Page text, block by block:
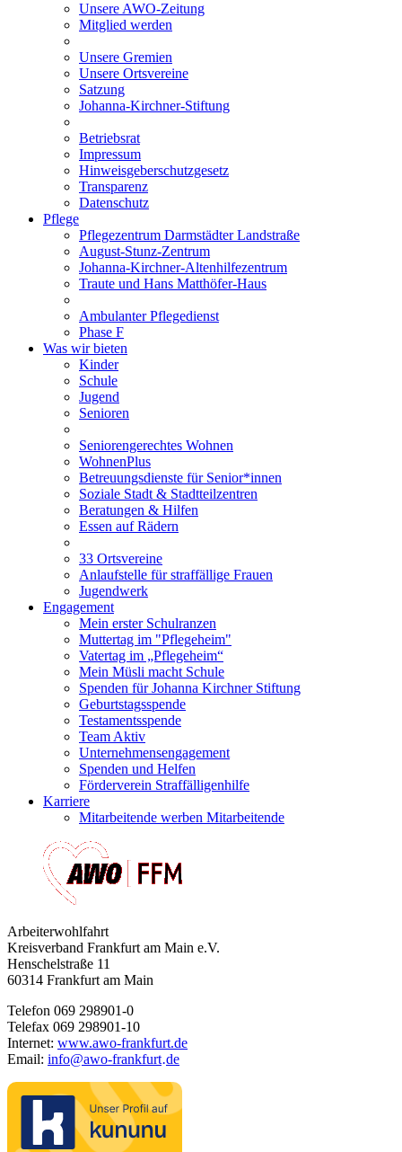
Unsere AWO-Zeitung
Mitglied werden
Unsere Gremien
Unsere Ortsvereine
Satzung
Johanna-Kirchner-Stiftung
Betriebsrat
Impressum
Hinweisgeberschutzgesetz
Transparenz
Datenschutz
Pflege
Pflegezentrum Darmstädter Landstraße
August-Stunz-Zentrum
Johanna-Kirchner-Altenhilfezentrum
Traute und Hans Matthöfer-Haus
Ambulanter Pflegedienst
Phase F
Was wir bieten
Kinder
Schule
Jugend
Senioren
Seniorengerechtes Wohnen
WohnenPlus
Betreuungsdienste für Senior*innen
Soziale Stadt & Stadtteilzentren
Beratungen & Hilfen
Essen auf Rädern
33 Ortsvereine
Anlaufstelle für straffällige Frauen
Jugendwerk
Engagement
Mein erster Schulranzen
Muttertag im "Pflegeheim"
Vatertag im „Pflegeheim“
Mein Müsli macht Schule
Spenden für Johanna Kirchner Stiftung
Geburtstagsspende
Testamentsspende
Team Aktiv
Unternehmensengagement
Spenden und Helfen
Förderverein Straffälligenhilfe
Karriere
Mitarbeitende werben Mitarbeitende
Arbeiterwohlfahrt
Kreisverband Frankfurt am Main e.V.
Henschelstraße 11
60314 Frankfurt am Main
Telefon 069 298901-0
Telefax 069 298901-10
Internet: www.awo-frankfurt.de
Email: info@awo-frankfurt·de